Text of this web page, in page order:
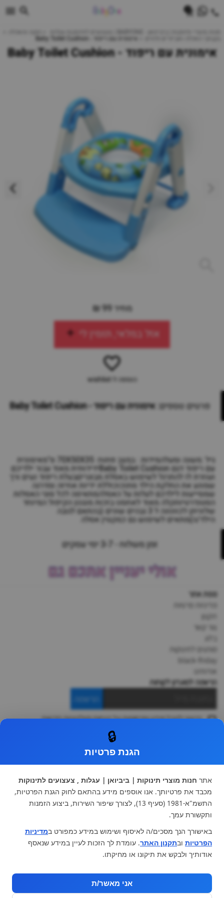
אימונית עם ריפוד - Baby Toilet Cushion
מחיר 99 ₪
אזל במלאי, תזמין לי
הוספה ל-wishlist
פרטים נוספים:אימונית עם ריפוד - Baby Toilet Cushion
גיל :משנה ומעלהמידות : במצב פתוח: 70X50X35 ס"מאימונית
עם ריפוד דגם Baby Toilet Cushionידידותית מאוד עבור ילדיכם
ועוזרת לו להתרגל לשימוש באסלת מבוגריםבעלת ריפוד נעים ורך
שמונע את החלקת הילד מתוכוכוללת ידיות אחיזה ומדרגה
שמסייעות לילדכם לעלות על האסלהמתאימה לכל סוגי האסלות
הסטנדרטיותקלה מאוד לאחסנו בזכות מנגנון הקיפול המיוחד
שלוניתן לכוונונה ל 3 גבהים שונים (בהתאם לגובה
הילד/ה)מתאים לשימוש גם כמקטין אסלה
זמן משלוח - 3-7 ימי עסקים
אולי יעניין אתכם גם
מפת אתר
צור קשר
מותגים לתינוקות
black-friday
אודותינו
הרשמה למועדון לקוחות
הרשמה
ברצוני לקבל מידע ופרסומות על הנחות וקולקציות חדשות
עגלות וטיולונים
כיסא בטיחות ואביזרים
ריהוט לתינוקות
מצעים למיטת תינוק וטקסטיל
צעצועי ילדים
על גלגלים
הנקה והאכלה
מוצרי אמבטיה
מוזמנים לבקר אותנו:
🔒
הגנת פרטיות
אתר חנות מוצרי תינוקות | ביביואן | עגלות , צעצועים לתינוקות
מכבד את פרטיותך. אנו אוספים מידע בהתאם לחוק הגנת הפרטיות,
התשמ"א-1981 (סעיף 13), לצורך שיפור השירות, ביצוע הזמנות
ותקשורת עמך.
באישורך הנך מסכים/ה לאיסוף ושימוש במידע כמפורט במדיניות
הפרטיות ובתקנון האתר. עומדת לך הזכות לעיין במידע שנאסף
אודותיך ולבקש את תיקונו או מחיקתו.
אני מאשר/ת